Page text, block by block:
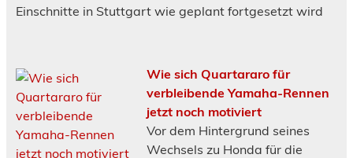
Einschnitte in Stuttgart wie geplant fortgesetzt wird
Wie sich Quartararo für
verbleibende Yamaha-Rennen
jetzt noch motiviert
Vor dem Hintergrund seines
Wechsels zu Honda für die